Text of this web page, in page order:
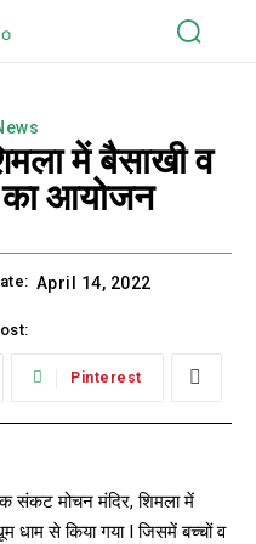
में बैसाखी व
का आयोजन
April 14, 2022
Pinterest
संकट मोचन मंदिर, शिमला में
धाम से किया गया I जिसमें बच्चों व